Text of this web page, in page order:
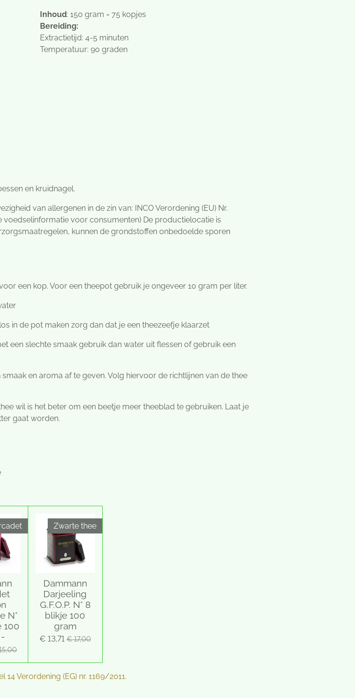
Inhoud: 150 gram = 75 kopjes
Bereiding:
Extractietijd: 4-5 minuten
Temperatuur: 90 graden
en kruidnagel.
van allergenen in de zin van: INCO Verordening (EU) Nr.
voedselinformatie voor consumenten) De productielocatie is
kunnen de grondstoffen onbedoelde sporen
een kop. Voor een theepot gebruik je ongeveer 10 gram per liter.
in de pot maken zorg dan dat je een theezeefje klaarzet
een slechte smaak gebruik dan water uit flessen of gebruik een
en aroma af te geven. Volg hiervoor de richtlijnen van de thee
wil is het beter om een beetje meer theeblad te gebruiken. Laat je
gaat worden.
N°
100
Zwarte thee
Dammann
Darjeeling
G.F.O.P. N° 8
blikje 100
gram
€ 13,71 € 17,00
Verordening (EG) nr. 1169/2011.